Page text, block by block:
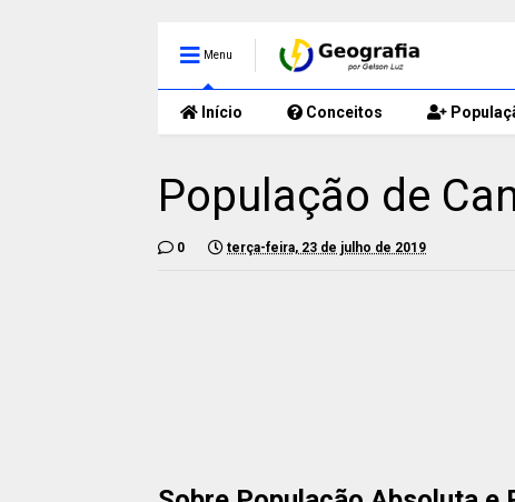
Menu
Início Conceitos
População de
0 terça-feira, 23 de julho de 2019